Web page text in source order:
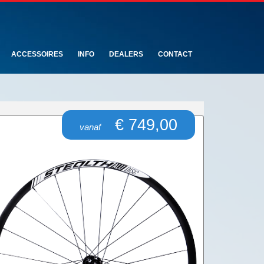
ACCESSOIRES INFO DEALERS CONTACT
vanaf€ 749,00